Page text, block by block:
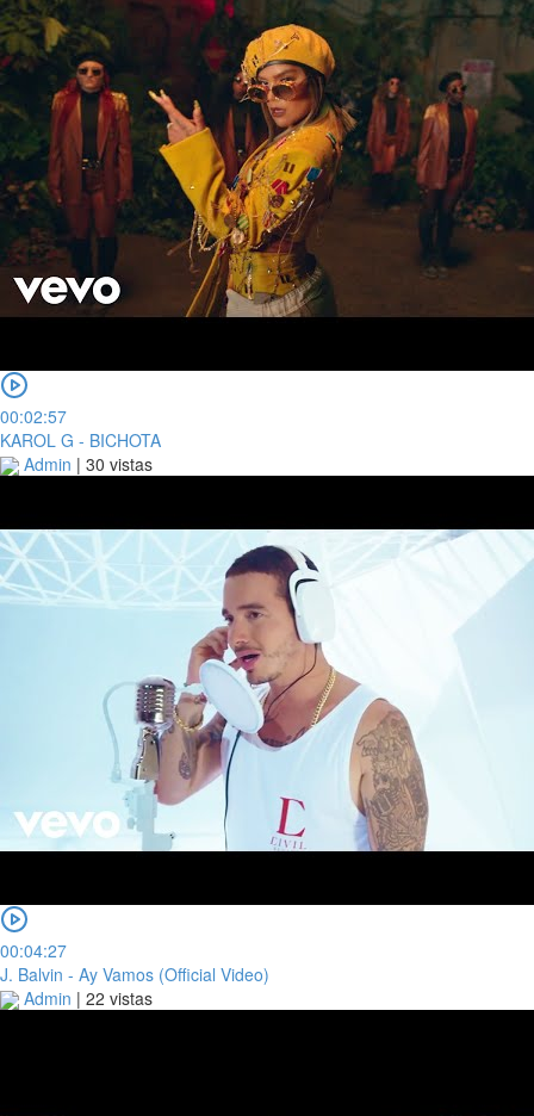
00:02:57
KAROL G - BICHOTA
Admin | 30 vistas
00:04:27
J. Balvin - Ay Vamos (Official Video)
Admin | 22 vistas